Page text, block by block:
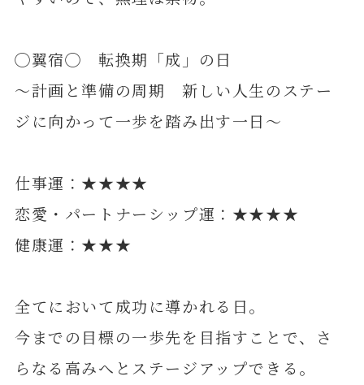
◯翼宿◯ 転換期「成」の日
～計画と準備の周期 新しい人生のステー
ジに向かって一歩を踏み出す一日～
仕事運：★★★★
恋愛・パートナーシップ運：★★★★
健康運：★★★
全てにおいて成功に導かれる日。
今までの目標の一歩先を目指すことで、さ
らなる高みへとステージアップできる。